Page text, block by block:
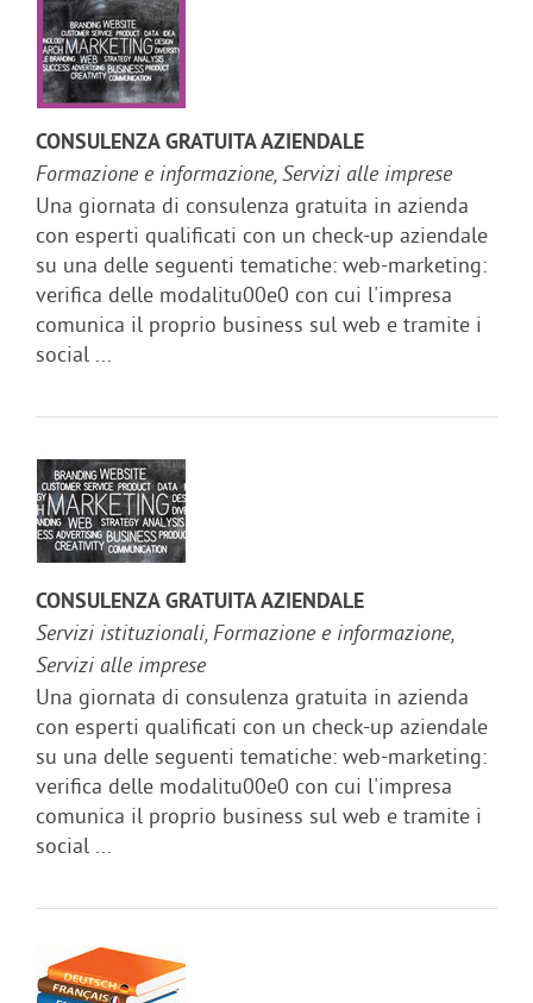
CONSULENZA GRATUITA AZIENDALE
Formazione e informazione, Servizi alle imprese
Una giornata di consulenza gratuita in azienda
con esperti qualificati con un check-up aziendale
su una delle seguenti tematiche: web-marketing:
verifica delle modalitu00e0 con cui l'impresa
comunica il proprio business sul web e tramite i
social ...
CONSULENZA GRATUITA AZIENDALE
Servizi istituzionali, Formazione e informazione,
Servizi alle imprese
Una giornata di consulenza gratuita in azienda
con esperti qualificati con un check-up aziendale
su una delle seguenti tematiche: web-marketing:
verifica delle modalitu00e0 con cui l'impresa
comunica il proprio business sul web e tramite i
social ...